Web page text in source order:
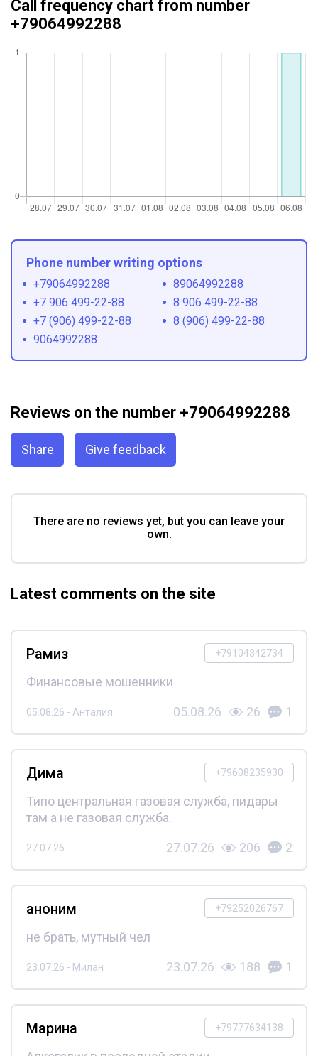
Call frequency chart from number
+79064992288
Phone number writing options
+79064992288
89064992288
+7 906 499-22-88
8 906 499-22-88
+7 (906) 499-22-88
8 (906) 499-22-88
9064992288
Reviews on the number +79064992288
Share Give feedback
There are no reviews yet, but you can leave your
own.
Latest comments on the site
+79104342734
Рамиз
Финансовые мошенники
05.08.26 - Анталия 05.08.26 26 1
+79608235930
Дима
Типо центральная газовая служба, пидары
там а не газовая служба.
27.07.26 27.07.26 206 2
+79252026767
аноним
не брать, мутный чел
23.07.26 - Милан 23.07.26 188 1
+79777634138
Марина